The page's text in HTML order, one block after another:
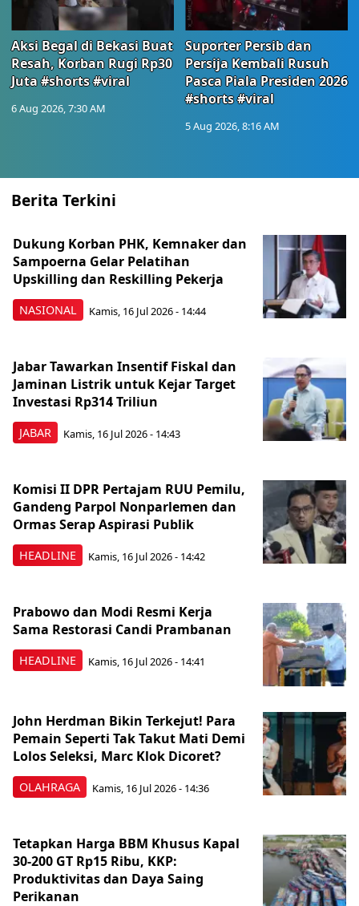
Aksi Begal di Bekasi Buat
Resah, Korban Rugi Rp30
Juta #shorts #viral
6 Aug 2026, 7:30 AM
Suporter Persib dan
Persija Kembali Rusuh
Pasca Piala Presiden 2026
#shorts #viral
5 Aug 2026, 8:16 AM
Berita Terkini
NASIONAL
Dukung Korban PHK, Kemnaker dan
Sampoerna Gelar Pelatihan
Upskilling dan Reskilling Pekerja
Kamis, 16 Jul 2026 - 14:44
JABAR
Jabar Tawarkan Insentif Fiskal dan
Jaminan Listrik untuk Kejar Target
Investasi Rp314 Triliun
Kamis, 16 Jul 2026 - 14:43
HEADLINE
Komisi II DPR Pertajam RUU Pemilu,
Gandeng Parpol Nonparlemen dan
Ormas Serap Aspirasi Publik
Kamis, 16 Jul 2026 - 14:42
HEADLINE
Prabowo dan Modi Resmi Kerja
Sama Restorasi Candi Prambanan
Kamis, 16 Jul 2026 - 14:41
OLAHRAGA
John Herdman Bikin Terkejut! Para
Pemain Seperti Tak Takut Mati Demi
Lolos Seleksi, Marc Klok Dicoret?
Kamis, 16 Jul 2026 - 14:36
Tetapkan Harga BBM Khusus Kapal
30-200 GT Rp15 Ribu, KKP:
Produktivitas dan Daya Saing
Perikanan